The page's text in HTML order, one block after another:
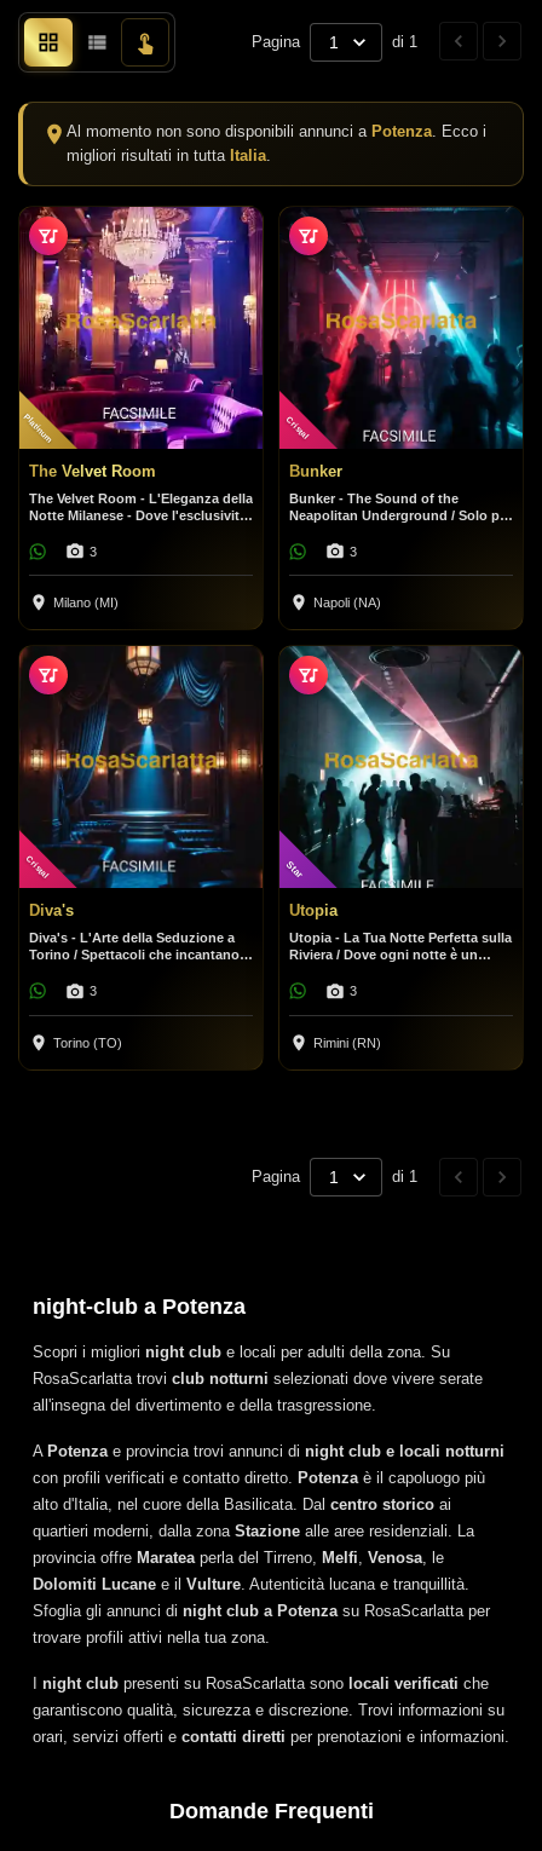
Pagina 1 di 1
Al momento non sono disponibili annunci a Potenza . Ecco i
migliori risultati in tutta Italia
Platinum
The Velvet Room
The Velvet Room - L'Eleganza della
Notte Milanese - Dove l'esclusività
3
Milano (MI)
Cristal
Bunker
Bunker - The Sound of the
Neapolitan Underground / Solo per
fronzoli, solo beat.
3
Napoli (NA)
Cristal
Diva's
Diva's - L'Arte della Seduzione a
Torino / Spettacoli che incantano,
3
Torino (TO)
Star
Utopia
Utopia - La Tua Notte Perfetta sulla
Riviera / Dove ogni notte è un
3
Rimini (RN)
Pagina 1 di 1
night-club a Potenza
Scopri i migliori night club e locali per adulti della zona. Su
RosaScarlatta trovi club notturni selezionati dove vivere serate
all'insegna del divertimento e della trasgressione.
A Potenza e provincia trovi annunci di night club e locali notturni
con profili verificati e contatto diretto. Potenza è il capoluogo più
alto d'Italia, nel cuore della Basilicata. Dal centro storico ai
quartieri moderni, dalla zona Stazione alle aree residenziali. La
provincia offre Maratea perla del Tirreno, Melfi Venosa , le
Dolomiti Lucane e il Vulture . Autenticità lucana e tranquillità.
Sfoglia gli annunci di night club a Potenza su RosaScarlatta per
trovare profili attivi nella tua zona.
I night club presenti su RosaScarlatta sono locali verificati che
garantiscono qualità, sicurezza e discrezione. Trovi informazioni su
orari, servizi offerti e contatti diretti per prenotazioni e informazioni.
Domande Frequenti